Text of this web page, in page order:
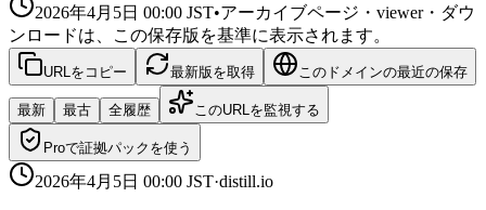
2026年4月5日 00:00 JST•アーカイブページ・viewer・ダウ
ンロードは、この保存版を基準に表示されます。
URLをコピー 最新版を取得 このドメインの最近の保存
最新 最古 全履歴 このURLを監視する
Proで証拠パックを使う
2026年4月5日 00:00 JST·distill.io